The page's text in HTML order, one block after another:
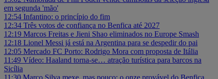
em segunda 'mão'
12:54 Infantino: o princípio do fim
12:34 Três votos de confiança no Benfica até 2027
12:19 Marcos Freitas e Jieni Shao eliminados no Europe Smash
12:18 Lionel Messi já está na Argentina para se despedir do pai
12:05 Mercado FC Porto: Rodrigo Mora com proposta de Itália
11:49 Vídeo: Haaland torna-se… atração turística para barcos na
Sicília
11:30 Marco Silva mexe, mas pouco: o onze provável do Benfica